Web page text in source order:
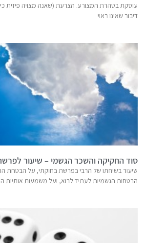
עוסקת בטהרת המצורע. הצרעת (שאנה מצויה פיזית
דיבור שאינו ראוי
סוד החקיקה והשכר הגשמי – שיעור
שיעור בשיחתו של הרבי בפרשת בחוקתי, על הבטחת
הבטחות הגשמיות לעתיד לבוא, ועל משמעות אותיות